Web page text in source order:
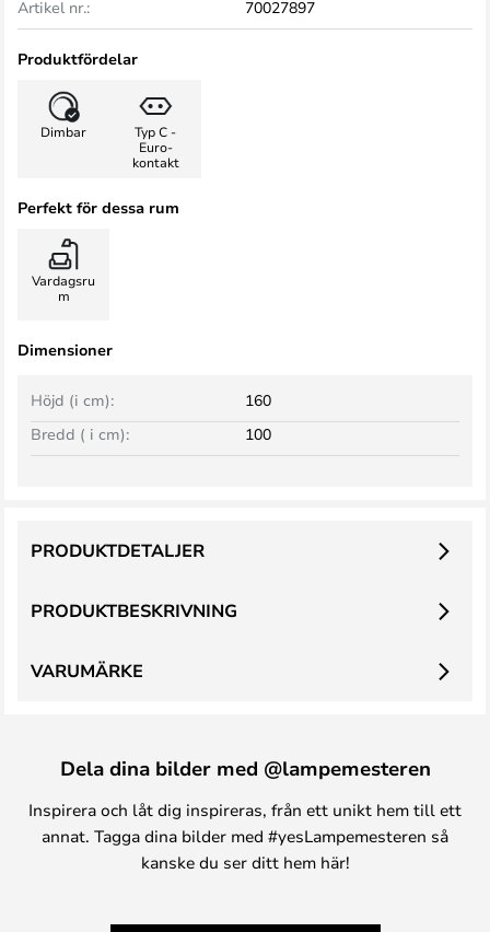
Artikel nr.:
70027897
Produktfördelar
Dimbar
Typ C -
Euro-
kontakt
Perfekt för dessa rum
Vardagsru
m
Dimensioner
Bredd ( i cm): 100
Höjd (i cm): 160
PRODUKTBESKRIVNING
PRODUKTDETALJER
VARUMÄRKE
Dela dina bilder med @lampemesteren
Inspirera och låt dig inspireras, från ett unikt hem till ett
annat. Tagga dina bilder med #yesLampemesteren så
kanske du ser ditt hem här!